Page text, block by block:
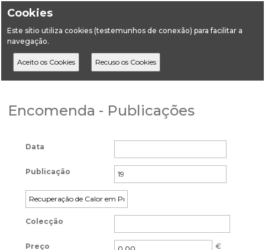
Cookies
Este sítio utiliza cookies (testemunhos de conexão) para facilitar a
navegação.
HomeForms Encomenda - Publicações
Encomenda - Publicações
Data
Publicação
Colecção
Preço €